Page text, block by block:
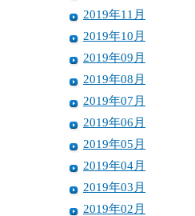
2019年11月
2019年10月
2019年09月
2019年08月
2019年07月
2019年06月
2019年05月
2019年04月
2019年03月
2019年02月